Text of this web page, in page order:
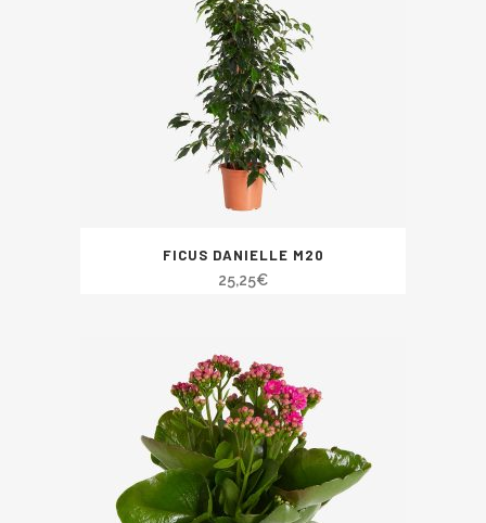
FICUS DANIELLE M20
25,25€